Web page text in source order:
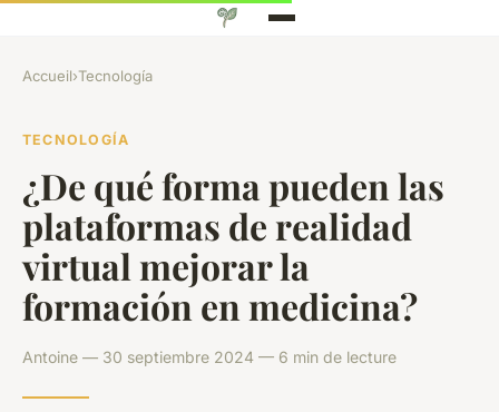
Accueil›Tecnología
TECNOLOGÍA
¿De qué forma pueden las
plataformas de realidad
virtual mejorar la
formación en medicina?
Antoine — 30 septiembre 2024 — 6 min de lecture